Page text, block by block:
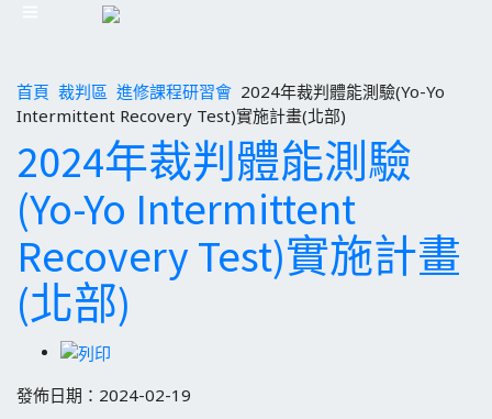
首頁 裁判區 進修課程研習會 2024年裁判體能測驗(Yo-Yo
Intermittent Recovery Test)實施計畫(北部)
2024年裁判體能測驗
(Yo-Yo Intermittent
Recovery Test)實施計畫
(北部)
發佈日期：2024-02-19